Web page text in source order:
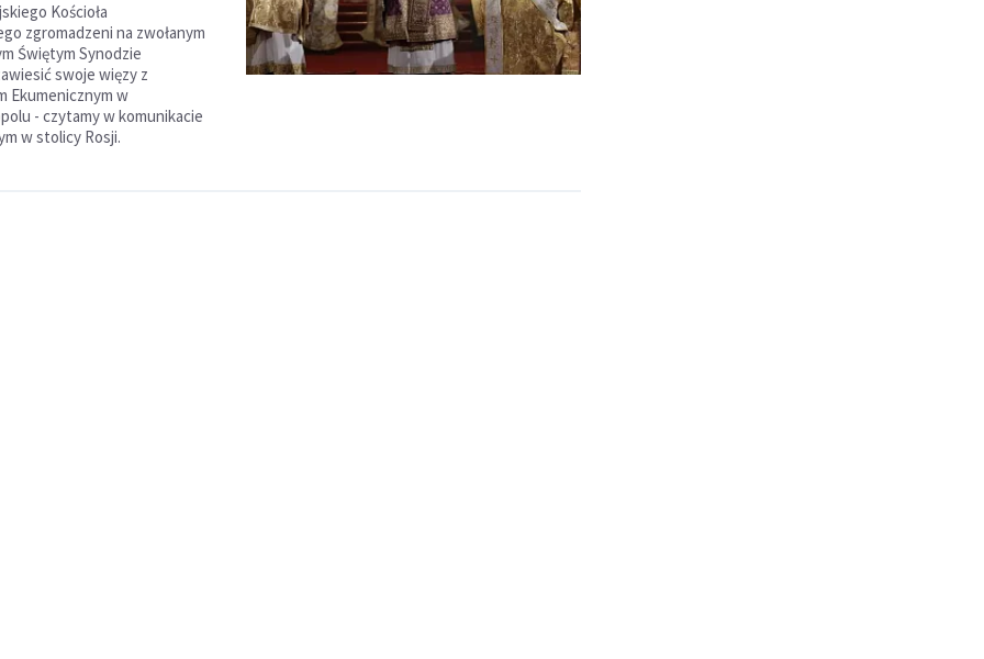
Kościoła
zgromadzeni na zwołanym
Świętym Synodzie
swoje więzy z
Ekumenicznym w
- czytamy w komunikacie
w stolicy Rosji.